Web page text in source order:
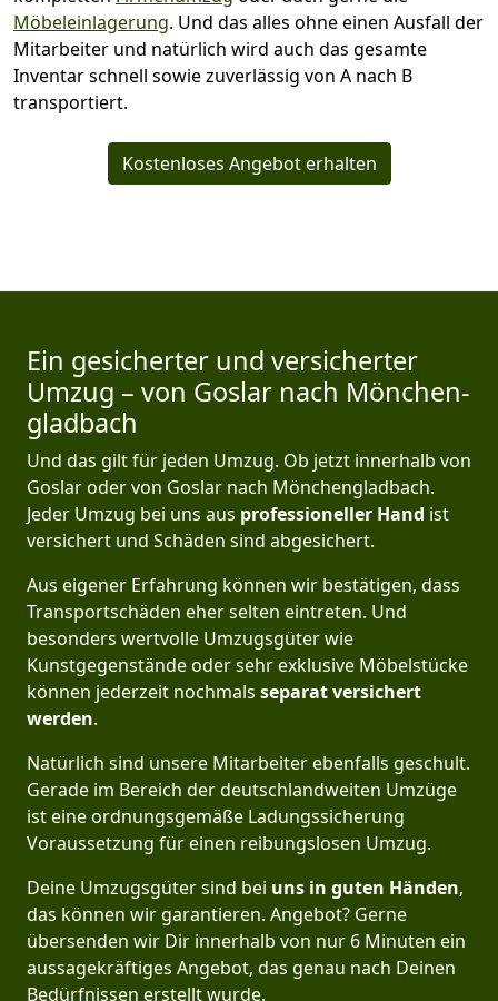
Möbeleinlagerung. Und das alles ohne einen Ausfall der
Mitarbeiter und natürlich wird auch das gesamte
Inventar schnell sowie zuverlässig von A nach B
transportiert.
Kostenloses Angebot erhalten
Ein gesicherter und versicherter
Umzug – von Goslar nach Mönchen­
gladbach
Und das gilt für jeden Umzug. Ob jetzt innerhalb von
Goslar oder von Goslar nach Mönchen­gladbach.
Jeder Umzug bei uns aus professioneller Hand ist
versichert und Schäden sind abgesichert.
Aus eigener Erfahrung können wir bestätigen, dass
Transportschäden eher selten eintreten. Und
besonders wertvolle Umzugsgüter wie
Kunstgegenstände oder sehr exklusive Möbelstücke
können jederzeit nochmals separat versichert
werden.
Natürlich sind unsere Mitarbeiter ebenfalls geschult.
Gerade im Bereich der deutschlandweiten Umzüge
ist eine ordnungsgemäße Ladungssicherung
Voraussetzung für einen reibungslosen Umzug.
Deine Umzugsgüter sind bei uns in guten Händen,
das können wir garantieren. Angebot? Gerne
übersenden wir Dir innerhalb von nur 6 Minuten ein
aussagekräftiges Angebot, das genau nach Deinen
Bedürfnissen erstellt wurde.